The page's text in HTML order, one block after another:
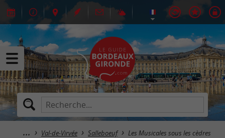
Val-de-Virvée Salleboeuf Les Musicales sous les cèdres